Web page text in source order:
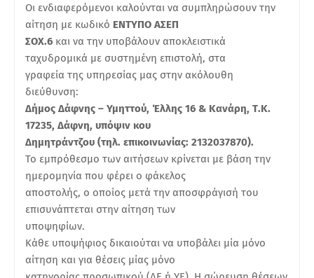
Οι ενδιαφερόμενοι καλούνται να συμπληρώσουν την
αίτηση με κωδικό ΕΝΤΥΠΟ ΑΣΕΠ
ΣΟΧ.6 και να την υποβάλουν αποκλειστικά
ταχυδρομικά με συστημένη επιστολή, στα
γραφεία της υπηρεσίας μας στην ακόλουθη
διεύθυνση:
Δήμος Δάφνης – Υμηττού, Έλλης 16 & Κανάρη, Τ.Κ.
17235, Δάφνη, υπόψιν κου
Δημητράντζου (τηλ. επικοινωνίας: 2132037870).
Το εμπρόθεσμο των αιτήσεων κρίνεται με βάση την
ημερομηνία που φέρει ο φάκελος
αποστολής, ο οποίος μετά την αποσφράγισή του
επισυνάπτεται στην αίτηση των
υποψηφίων.
Κάθε υποψήφιος δικαιούται να υποβάλει μία μόνο
αίτηση και για θέσεις μίας μόνο